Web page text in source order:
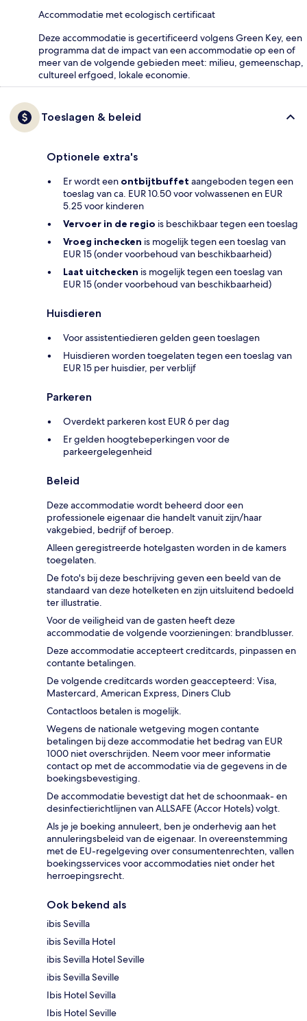
Accommodatie met ecologisch certificaat
Deze accommodatie is gecertificeerd volgens Green Key, een
programma dat de impact van een accommodatie op een of
meer van de volgende gebieden meet: milieu, gemeenschap,
cultureel erfgoed, lokale economie.
Toeslagen & beleid
Optionele extra's
Er wordt een ontbijtbuffet aangeboden tegen een
toeslag van ca. EUR 10.50 voor volwassenen en EUR
5.25 voor kinderen
Vervoer in de regio is beschikbaar tegen een toeslag
Vroeg inchecken is mogelijk tegen een toeslag van
EUR 15 (onder voorbehoud van beschikbaarheid)
Laat uitchecken is mogelijk tegen een toeslag van
EUR 15 (onder voorbehoud van beschikbaarheid)
Huisdieren
Voor assistentiedieren gelden geen toeslagen
Huisdieren worden toegelaten tegen een toeslag van
EUR 15 per huisdier, per verblijf
Parkeren
Overdekt parkeren kost EUR 6 per dag
Er gelden hoogtebeperkingen voor de
parkeergelegenheid
Beleid
Deze accommodatie wordt beheerd door een
professionele eigenaar die handelt vanuit zijn/haar
vakgebied, bedrijf of beroep.
Alleen geregistreerde hotelgasten worden in de kamers
toegelaten.
De foto's bij deze beschrijving geven een beeld van de
standaard van deze hotelketen en zijn uitsluitend bedoeld
ter illustratie.
Voor de veiligheid van de gasten heeft deze
accommodatie de volgende voorzieningen: brandblusser.
Deze accommodatie accepteert creditcards, pinpassen en
contante betalingen.
De volgende creditcards worden geaccepteerd: Visa,
Mastercard, American Express, Diners Club
Contactloos betalen is mogelijk.
Wegens de nationale wetgeving mogen contante
betalingen bij deze accommodatie het bedrag van EUR
1000 niet overschrijden. Neem voor meer informatie
contact op met de accommodatie via de gegevens in de
boekingsbevestiging.
De accommodatie bevestigt dat het de schoonmaak- en
desinfectierichtlijnen van ALLSAFE (Accor Hotels) volgt.
Als je je boeking annuleert, ben je onderhevig aan het
annuleringsbeleid van de eigenaar. In overeenstemming
met de EU-regelgeving over consumentenrechten, vallen
boekingsservices voor accommodaties niet onder het
herroepingsrecht.
Ook bekend als
ibis Sevilla
ibis Sevilla Hotel
ibis Sevilla Hotel Seville
ibis Sevilla Seville
Ibis Hotel Sevilla
Ibis Hotel Seville